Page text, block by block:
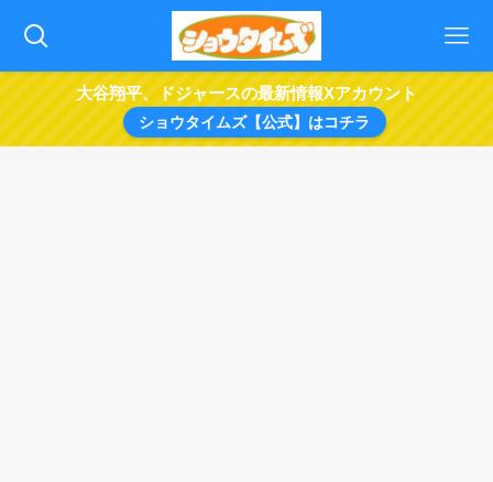
大谷翔平、ドジャースの最新情報Xアカウント
ショウタイムズ【公式】はコチラ